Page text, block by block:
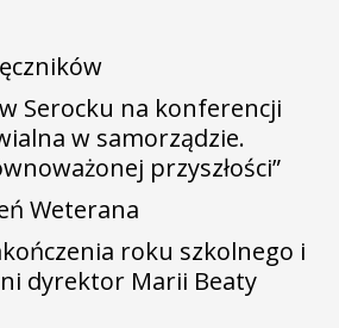
w Serocku na konferencji
w samorządzie.
przyszłości”
Weterana
roku szkolnego i
dyrektor Marii Beaty